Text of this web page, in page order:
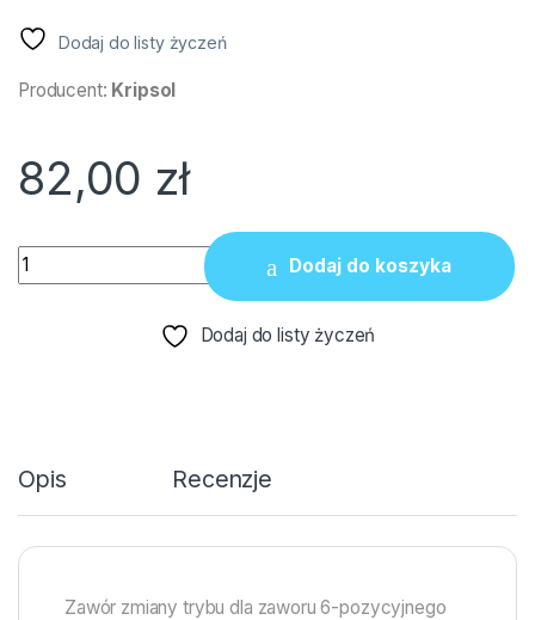
Dodaj do listy życzeń
Producent: Kripsol
82,00 zł
Zawór zmiany trybu dla zaworu 6-pozycyjnego 1.5"
Dodaj do koszyka
Dodaj do listy życzeń
Opis Recenzje
Zawór zmiany trybu dla zaworu 6-pozycyjnego